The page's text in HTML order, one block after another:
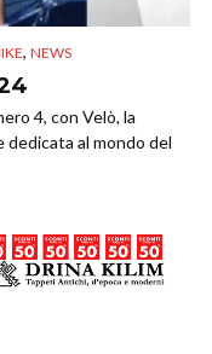
, NEWS
4, con Velò, la
al mondo del